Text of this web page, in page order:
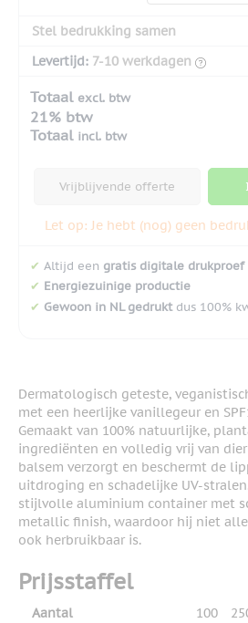
Stel bedrukking samen
Levertijd: 7-10 werkdagen
Totaal excl. btw
21% btw
Totaal incl. btw
Vrijblijvende offerte
Let op: Je hebt (nog) geen
✔ Altijd een gratis digitale drukproef
✔ Energiezuinige productie
✔ Gewoon in NL gedruktdus 100%
Dermatologisch geteste,
met een heerlijke vanillegeur en
Gemaakt van 100% natuurlijke,
ingrediënten en volledig vrij van
balsem verzorgt en beschermt de
uitdroging en schadelijke UV-
stijlvolle aluminium container met
metallic finish, waardoor hij niet
ook herbruikbaar is.
Prijsstaffel
Aantal 100